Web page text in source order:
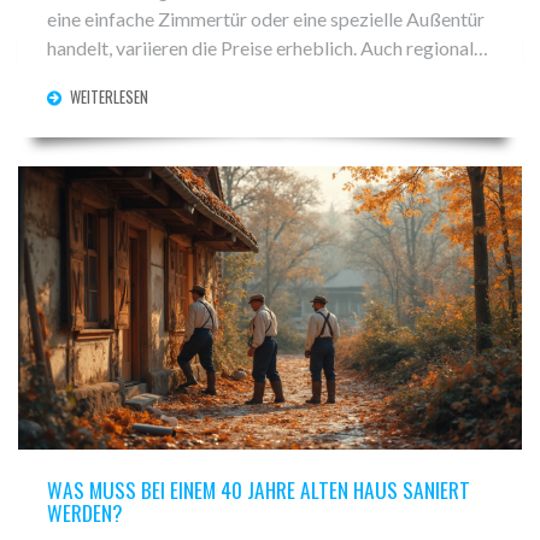
eine einfache Zimmertür oder eine spezielle Außentür
handelt, variieren die Preise erheblich. Auch regionale
professionellen Handwerker und Do-it-yourself
können die Kosten beeinflussen. Hier findest du eine
ausführliche Aufschlüsselung der Kosten und
wertvolle Tipps, damit du die beste Entscheidung
treffen kannst.
WEITERLESEN
WAS MUSS BEI EINEM 40 JAHRE ALTEN HAUS SANIERT
WERDEN?